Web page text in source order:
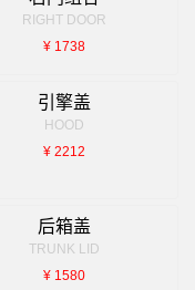
RIGHT DOOR
¥ 1738
引擎盖
HOOD
¥ 2212
后箱盖
TRUNK LID
¥ 1580